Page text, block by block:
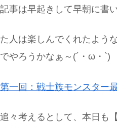
事は早起きして早朝に書
人は楽しんでくれたよう
やろうかなぁ～(´・ω・`)
第一回：戦士族モンスター
々考えるとして、本日も